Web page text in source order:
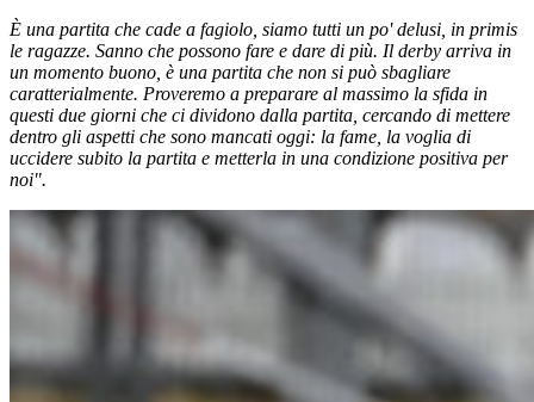
È una partita che cade a fagiolo, siamo tutti un po' delusi, in primis
le ragazze. Sanno che possono fare e dare di più. Il derby arriva in
un momento buono, è una partita che non si può sbagliare
caratterialmente. Proveremo a preparare al massimo la sfida in
questi due giorni che ci dividono dalla partita, cercando di mettere
dentro gli aspetti che sono mancati oggi: la fame, la voglia di
uccidere subito la partita e metterla in una condizione positiva per
noi".